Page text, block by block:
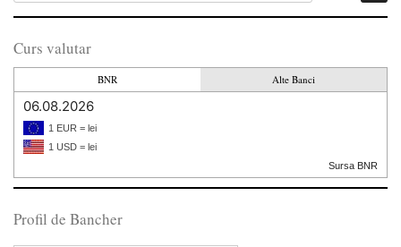
Curs valutar
BNR Alte Banci
06.08.2026
1 EUR = lei
1 USD = lei
Sursa BNR
Profil de Bancher